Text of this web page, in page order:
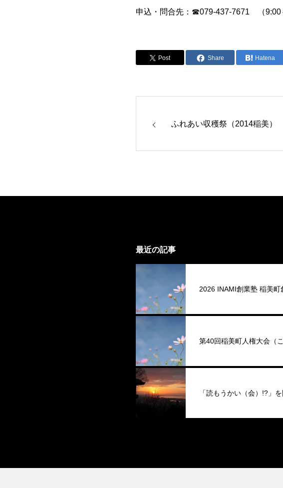
申込・問合先：☎079-437-7671 （9:00
Post Share Hatena
ふれあい収穫祭（2014稲美）
最近の記事
2026 INAMI創業塾 稲美町
第40回稲美町人権大会（
「読もうかい（会）!?」